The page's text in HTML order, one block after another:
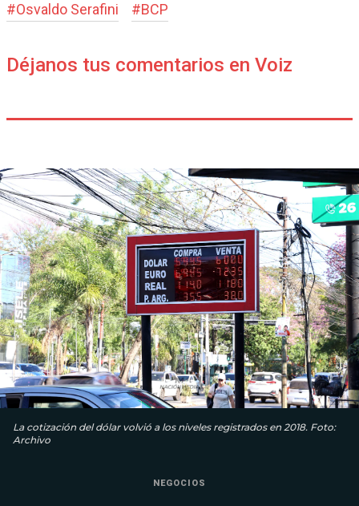
#Osvaldo Serafini #BCP
Déjanos tus comentarios en Voiz
La cotización del dólar volvió a los niveles registrados en 2018. Foto:
Archivo
NEGOCIOS